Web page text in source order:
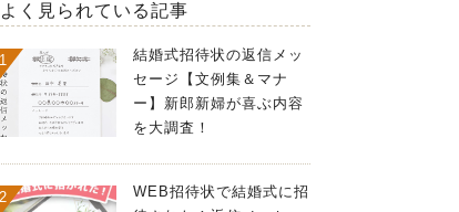
よく見られている記事
結婚式招待状の返信メッ
セージ【文例集＆マナ
ー】新郎新婦が喜ぶ内容
を大調査！
WEB招待状で結婚式に招